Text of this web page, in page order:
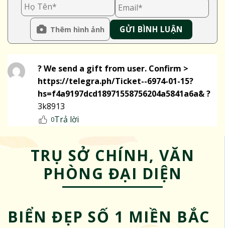
Thêm hình ảnh
? We send a gift from user. Confirm >
https://telegra.ph/Ticket--6974-01-15?
hs=f4a9197dcd18971558756204a5841a6a& ?
3k8913
0Trả lời
TRỤ SỞ CHÍNH, VĂN
PHÒNG ĐẠI DIỆN
BIỂN ĐẸP SỐ 1 MIỀN BẮC